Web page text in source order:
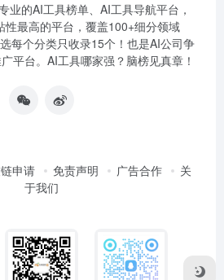
业的AI工具榜单、AI工具导航平台，
性最高的平台，覆盖100+细分领域
每个分类只收录15个！也是AI公司争
平台。AI工具哪家强？脑榜见真章！
申请 免责声明 广告合作
关
于我们